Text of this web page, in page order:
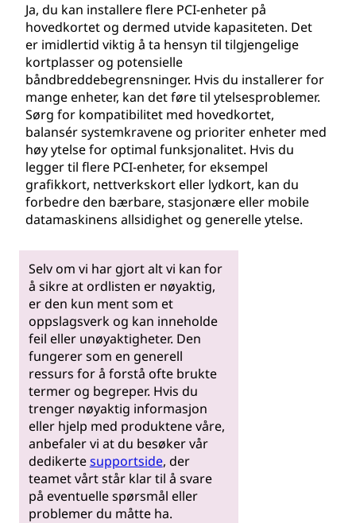
Ja, du kan installere flere PCI-enheter på
hovedkortet og dermed utvide kapasiteten. Det
er imidlertid viktig å ta hensyn til tilgjengelige
kortplasser og potensielle
båndbreddebegrensninger. Hvis du installerer for
mange enheter, kan det føre til ytelsesproblemer.
Sørg for kompatibilitet med hovedkortet,
balansér systemkravene og prioriter enheter med
høy ytelse for optimal funksjonalitet. Hvis du
legger til flere PCI-enheter, for eksempel
grafikkort, nettverkskort eller lydkort, kan du
forbedre den bærbare, stasjonære eller mobile
datamaskinens allsidighet og generelle ytelse.
Selv om vi har gjort alt vi kan for
å sikre at ordlisten er nøyaktig,
er den kun ment som et
oppslagsverk og kan inneholde
feil eller unøyaktigheter. Den
fungerer som en generell
ressurs for å forstå ofte brukte
termer og begreper. Hvis du
trenger nøyaktig informasjon
eller hjelp med produktene våre,
anbefaler vi at du besøker vår
dedikertesupportside, der
teamet vårt står klar til å svare
på eventuelle spørsmål eller
problemer du måtte ha.